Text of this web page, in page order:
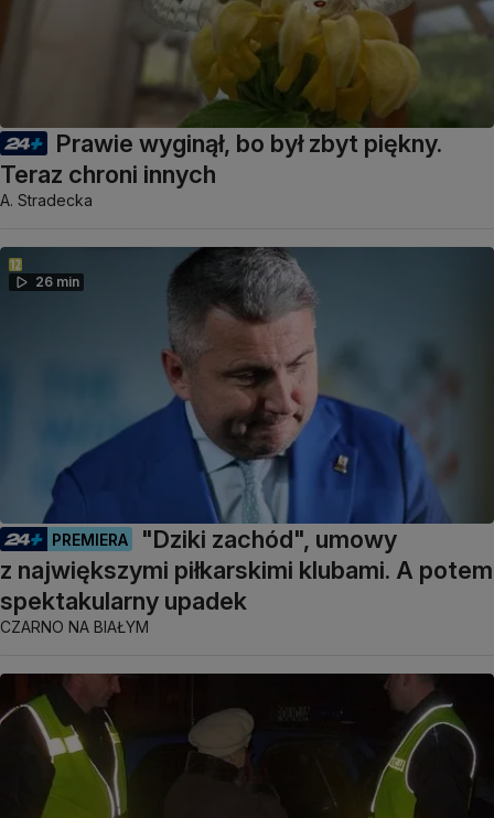
Prawie wyginął, bo był zbyt piękny.
Teraz chroni innych
A. Stradecka
26 min
PREMIERA
"Dziki zachód", umowy
z największymi piłkarskimi klubami. A potem
spektakularny upadek
CZARNO NA BIAŁYM